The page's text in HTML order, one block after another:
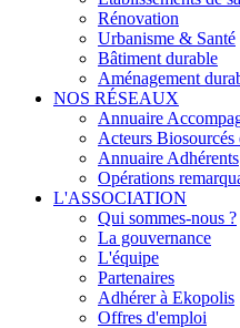
Rénovation
Urbanisme & Santé
Bâtiment durable
Aménagement
NOS RÉSEAUX
Annuaire
Acteurs Biosourcés
Annuaire Adhérents
Opérations
L'ASSOCIATION
Qui sommes-nous ?
La gouvernance
L'équipe
Partenaires
Adhérer à Ekopolis
Offres d'emploi